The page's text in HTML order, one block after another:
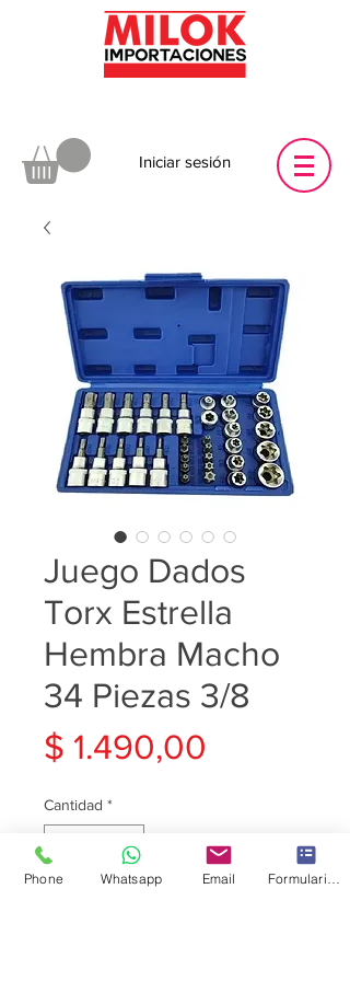
Iniciar sesión
Juego Dados
Torx Estrella
Hembra Macho
34 Piezas 3/8
$ 1.490,00
Cantidad *
Phone Whatsapp Email